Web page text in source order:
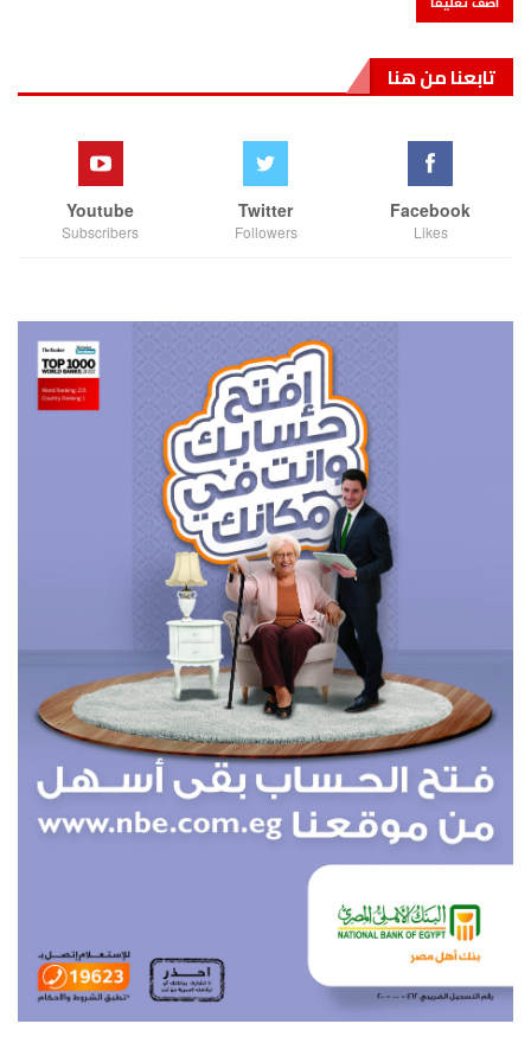
تابعنا من هنا
Facebook
Likes
Twitter
Followers
Youtube
Subscribers